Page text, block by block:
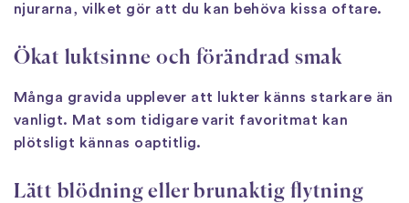
njurarna, vilket gör att du kan behöva kissa oftare.
Ökat luktsinne och förändrad smak
Många gravida upplever att lukter känns starkare än
vanligt. Mat som tidigare varit favoritmat kan
plötsligt kännas oaptitlig.
Lätt blödning eller brunaktig flytning